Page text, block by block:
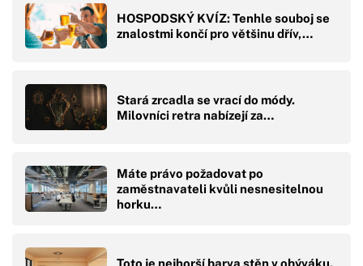
HOSPODSKÝ KVÍZ: Tenhle souboj se
znalostmi končí pro většinu dřív,…
Stará zrcadla se vrací do módy.
Milovníci retra nabízejí za…
Máte právo požadovat po
zaměstnavateli kvůli nesnesitelnou
horku…
Toto je nejhorší barva stěn v obýváku.